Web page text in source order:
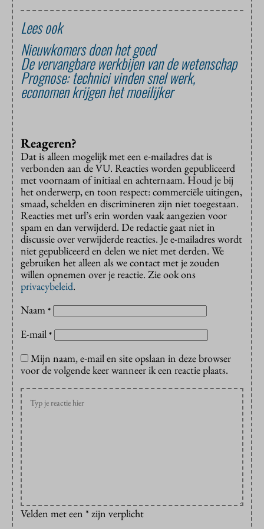
Lees ook
Nieuwkomers doen het goed
De vervangbare werkbijen van de wetenschap
Prognose: technici vinden snel werk,
economen krijgen het moeilijker
Reageren?
Dat is alleen mogelijk met een e-mailadres dat is
verbonden aan de VU. Reacties worden gepubliceerd
met voornaam of initiaal en achternaam. Houd je bij
het onderwerp, en toon respect: commerciële uitingen,
smaad, schelden en discrimineren zijn niet toegestaan.
Reacties met url’s erin worden vaak aangezien voor
spam en dan verwijderd. De redactie gaat niet in
discussie over verwijderde reacties. Je e-mailadres wordt
niet gepubliceerd en delen we niet met derden. We
gebruiken het alleen als we contact met je zouden
willen opnemen over je reactie. Zie ook ons
privacybeleid.
Naam *
E-mail *
Mijn naam, e-mail en site opslaan in deze browser
voor de volgende keer wanneer ik een reactie plaats.
Velden met een * zijn verplicht